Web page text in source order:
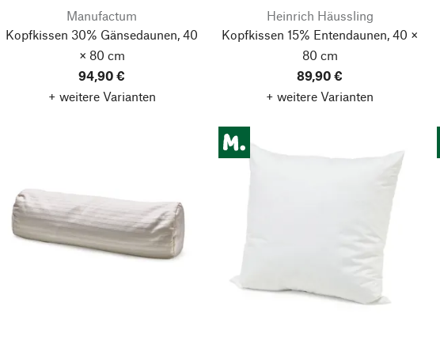
Manufactum
Kopfkissen 30% Gänsedaunen, 40
× 80 cm
94,90 €
+ weitere Varianten
Heinrich Häussling
Kopfkissen 15% Entendaunen, 40 ×
80 cm
89,90 €
+ weitere Varianten